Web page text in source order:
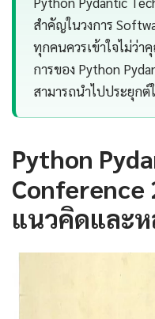
สำคัญในวงการ
ทุกคนควรเข้าใจไม่ว่
การของ Python
สามารถนำไปประยุก
Python
Conference
แนวคิดและ